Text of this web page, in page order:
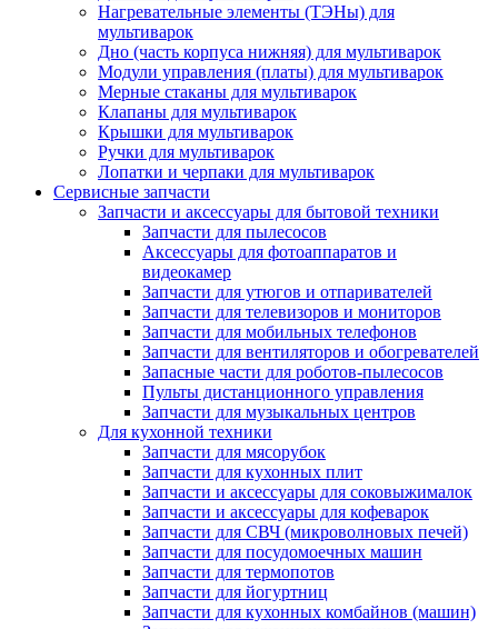
Нагревательные элементы (ТЭНы) для
мультиварок
Дно (часть корпуса нижняя) для мультиварок
Модули управления (платы) для мультиварок
Мерные стаканы для мультиварок
Клапаны для мультиварок
Крышки для мультиварок
Ручки для мультиварок
Лопатки и черпаки для мультиварок
Сервисные запчасти
Запчасти и аксессуары для бытовой техники
Запчасти для пылесосов
Аксессуары для фотоаппаратов и
видеокамер
Запчасти для утюгов и отпаривателей
Запчасти для телевизоров и мониторов
Запчасти для мобильных телефонов
Запчасти для вентиляторов и обогревателей
Запасные части для роботов-пылесосов
Пульты дистанционного управления
Запчасти для музыкальных центров
Для кухонной техники
Запчасти для мясорубок
Запчасти для кухонных плит
Запчасти и аксессуары для соковыжималок
Запчасти и аксессуары для кофеварок
Запчасти для СВЧ (микроволновых печей)
Запчасти для посудомоечных машин
Запчасти для термопотов
Запчасти для йогуртниц
Запчасти для кухонных комбайнов (машин)